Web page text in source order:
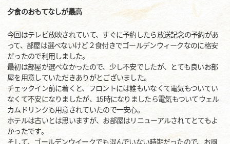
夕食のおもてなしが最高
今回はテレビ放映されていて、すぐに予約したら放送記念の予約があ
って、部屋は選べないけど２食付きでゴールデンウィークなのに格安
だったので利用しました。
最初は部屋が選べなかったので、少し不安でしたが、とても良いお部
屋を用意していただきありがとございました。
チェックイン前に着くと、フロントには誰もいなくて電気もついてい
なくて不安になりましたが、15時になりましたら電気もついてウェル
カムドリンクも用意されていたので一安心。
ホテルは古いとは思いますが、お部屋はリニューアルされてとてもよ
かったです。
そして、ゴールデンウイークでも混んでいない時期だったので、お風